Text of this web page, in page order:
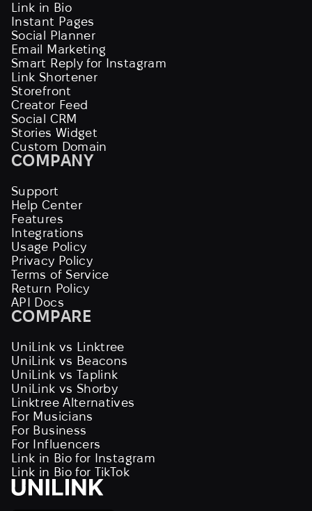
Link in Bio
Instant Pages
Social Planner
Email Marketing
Smart Reply for Instagram
Link Shortener
Storefront
Creator Feed
Social CRM
Stories Widget
Custom Domain
COMPANY
Support
Help Center
Features
Integrations
Usage Policy
Privacy Policy
Terms of Service
Return Policy
API Docs
COMPARE
UniLink vs Linktree
UniLink vs Beacons
UniLink vs Taplink
UniLink vs Shorby
Linktree Alternatives
For Musicians
For Business
For Influencers
Link in Bio for Instagram
Link in Bio for TikTok